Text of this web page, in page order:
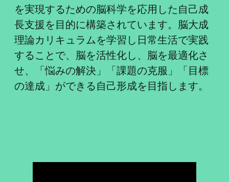
を実現するための脳科学を応用した自己成
長支援を目的に構築されています。脳大成
理論カリキュラムを学習し日常生活で実践
することで、脳を活性化し、脳を最適化さ
せ、「悩みの解決」「課題の克服」「目標
の達成」ができる自己形成を目指します。